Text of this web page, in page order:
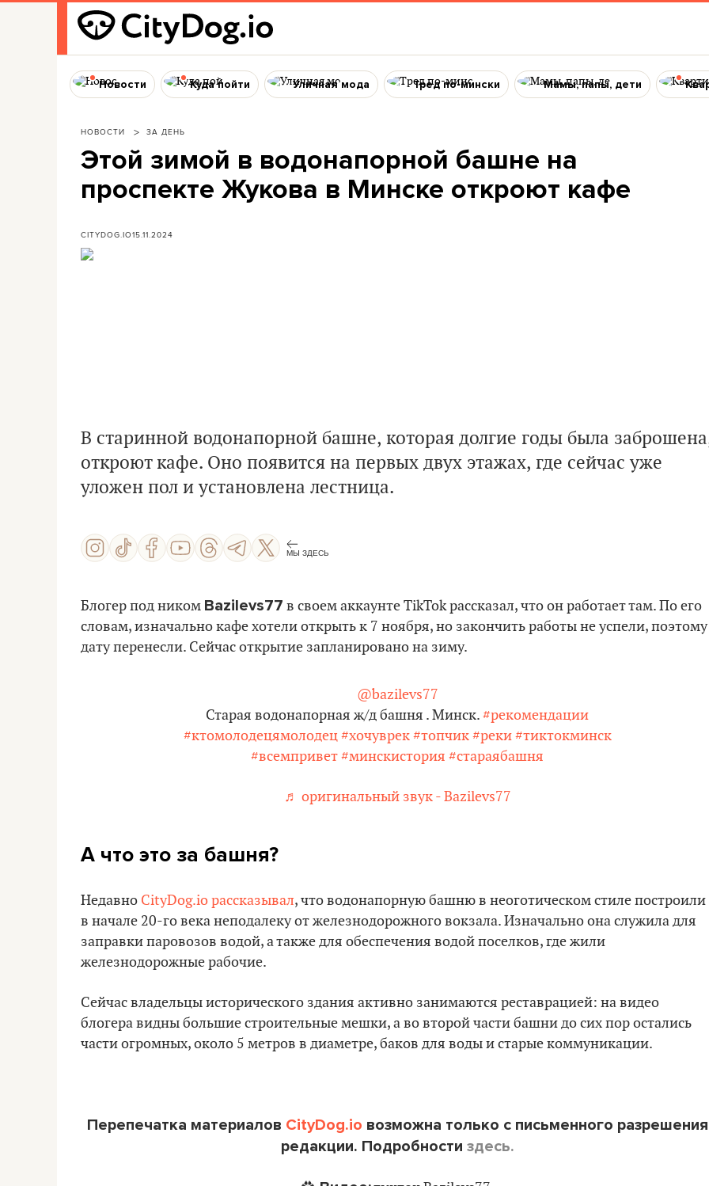
Новости Куда пойти Уличная мода Тред по-мински Мамы, папы, дети
НОВОСТИ ЗА ДЕНЬ
Этой зимой в водонапорной башне на
проспекте Жукова в Минске откроют кафе
CITYDOG.IO15.11.2024
В старинной водонапорной башне, которая долгие годы была
откроют кафе. Оно появится на первых двух этажах, где сейчас уже
уложен пол и установлена лестница.
МЫ ЗДЕСЬ
Блогер под ником Bazilevs77 в своем аккаунте TikTok рассказал, что он работает там. По его
словам, изначально кафе хотели открыть к 7 ноября, но закончить работы не успели, поэтому
дату перенесли. Сейчас открытие запланировано на зиму.
@bazilevs77
Старая водонапорная ж/д башня . Минск.#рекомендации
#ктомолодецямолодец #хочуврек #топчик #реки #тиктокминск
#всемпривет#минскистория #стараябашня
♬ оригинальный звук - Bazilevs77
А что это за башня?
Недавно CityDog.ioрассказывал, что водонапорную башню в неоготическом стиле построили
в начале 20-го века неподалеку от железнодорожного вокзала. Изначально она служила для
заправки паровозов водой, а также для обеспечения водой поселков, где жили
железнодорожные рабочие.
Сейчас владельцы исторического здания активно занимаются реставрацией: на видео
блогера видны большие строительные мешки, а во второй части башни до сих пор остались
части огромных, около 5 метров в диаметре, баков для воды и старые коммуникации.
Перепечатка материалов CityDog.io возможна только с письменного разрешения
редакции. Подробности здесь.